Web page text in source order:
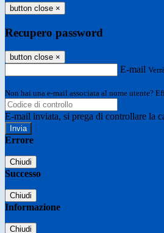
button close ×
Recupero password
button close ×
E-mail
Non hai una e-mail associata al nome utente?
E-mail inviata, si prega di controllare la
Errore
Chiudi
Successo
Chiudi
Informazione
Chiudi